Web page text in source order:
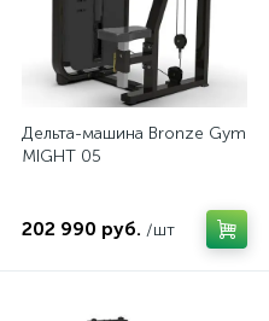
Дельтa-машина Bronze Gym
MIGHT 05
202 990 руб. /шт